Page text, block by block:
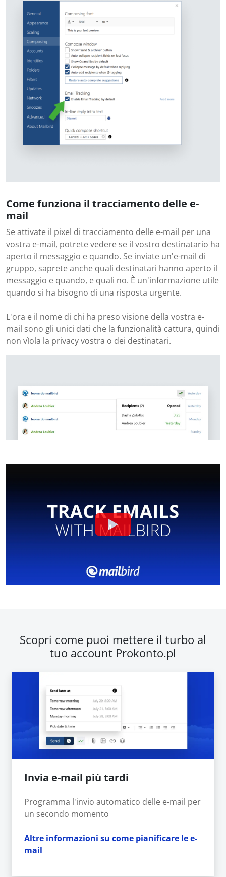
Come funziona il tracciamento delle e-
mail
Se attivate il pixel di tracciamento delle e-mail per una
vostra e-mail, potrete vedere se il vostro destinatario ha
aperto il messaggio e quando. Se inviate un'e-mail di
gruppo, saprete anche quali destinatari hanno aperto il
messaggio e quando, e quali no. È un'informazione utile
quando si ha bisogno di una risposta urgente.
L'ora e il nome di chi ha preso visione della vostra e-
mail sono gli unici dati che la funzionalità cattura, quindi
non vìola la privacy vostra o dei destinatari.
Scopri come puoi mettere il turbo al
tuo account Prokonto.pl
Invia e-mail più tardi
Programma l'invio automatico delle e-mail per
un secondo momento
Altre informazioni su come pianificare le e-
mail